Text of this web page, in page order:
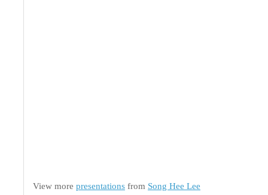
View more presentations from Song Hee Lee